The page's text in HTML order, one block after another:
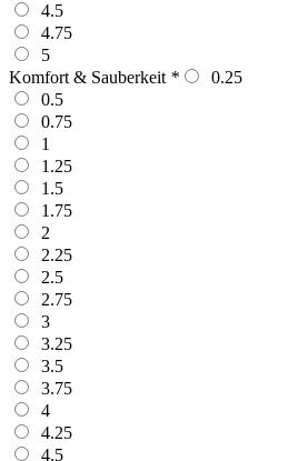
4.5
4.75
5
Komfort & Sauberkeit *
0.25
0.5
0.75
1
1.25
1.5
1.75
2
2.25
2.5
2.75
3
3.25
3.5
3.75
4
4.25
4.5